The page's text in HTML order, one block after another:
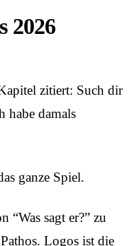
2026
zitiert: Such dir
habe damals
ganze Spiel.
“Was sagt er?” zu
Logos ist die